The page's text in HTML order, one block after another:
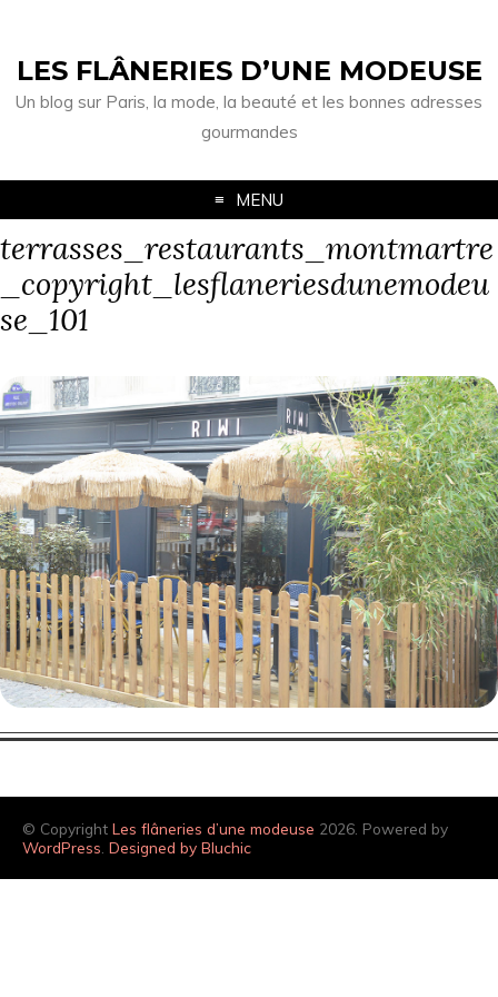
LES FLÂNERIES D’UNE MODEUSE
Un blog sur Paris, la mode, la beauté et les bonnes adresses
gourmandes
MENU
terrasses_restaurants_montmartre
_copyright_lesflaneriesdunemodeu
se_101
© Copyright Les flâneries d’une modeuse 2026. Powered by
WordPress Designed by Bluchic